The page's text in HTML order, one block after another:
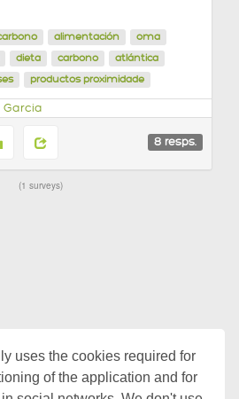
uses the cookies required for
of the application and for
alimentación
oma
dieta carbono
atlántica
productos proximidade
8 resps.
1 surveys